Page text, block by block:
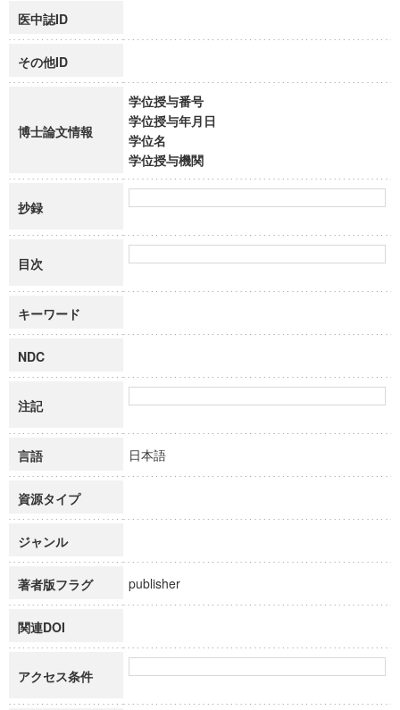
医中誌ID
その他ID
博士論文情報
学位授与番号
学位授与年月日
学位名
学位授与機関
抄録
目次
キーワード
NDC
注記
言語 日本語
資源タイプ
ジャンル
著者版フラグ publisher
関連DOI
アクセス条件